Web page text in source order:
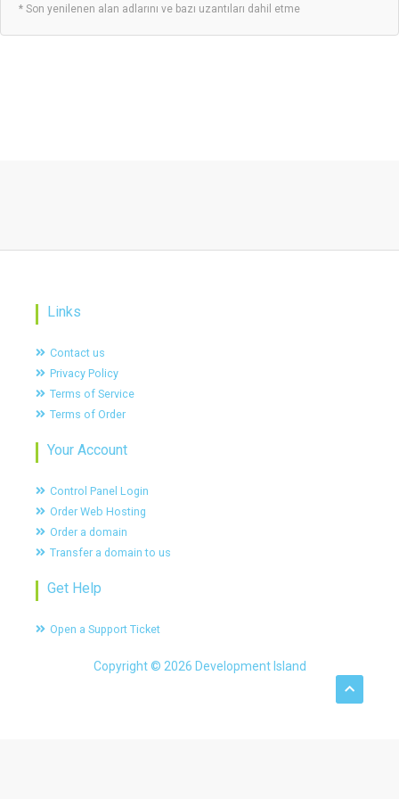
* Son yenilenen alan adlarını ve bazı uzantıları dahil etme
Links
Contact us
Privacy Policy
Terms of Service
Terms of Order
Your Account
Control Panel Login
Order Web Hosting
Order a domain
Transfer a domain to us
Get Help
Open a Support Ticket
Copyright © 2026 Development Island